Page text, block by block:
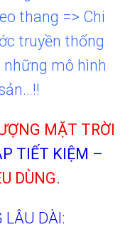
thang => Chi
truyền thống
mô hình
MẶT TRỜI
TIẾT KIỆM –
DÙNG.
LÂU DÀI: